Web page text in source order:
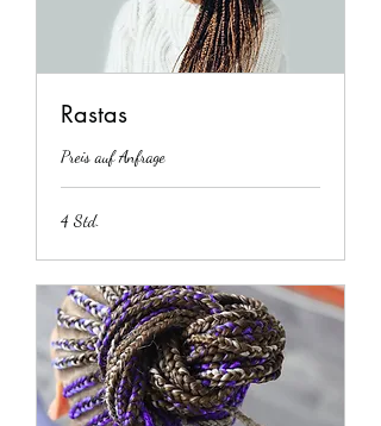
Rastas
Preis auf Anfrage
4 Std.